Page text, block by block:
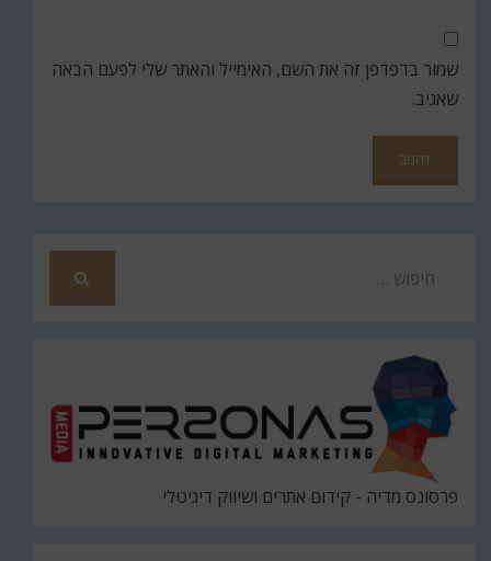
שמור בדפדפן זה את השם, האימייל והאתר שלי לפעם הבאה
שאגיב.
פרסונס מדיה - קידום אתרים ושיווק דיגיטלי